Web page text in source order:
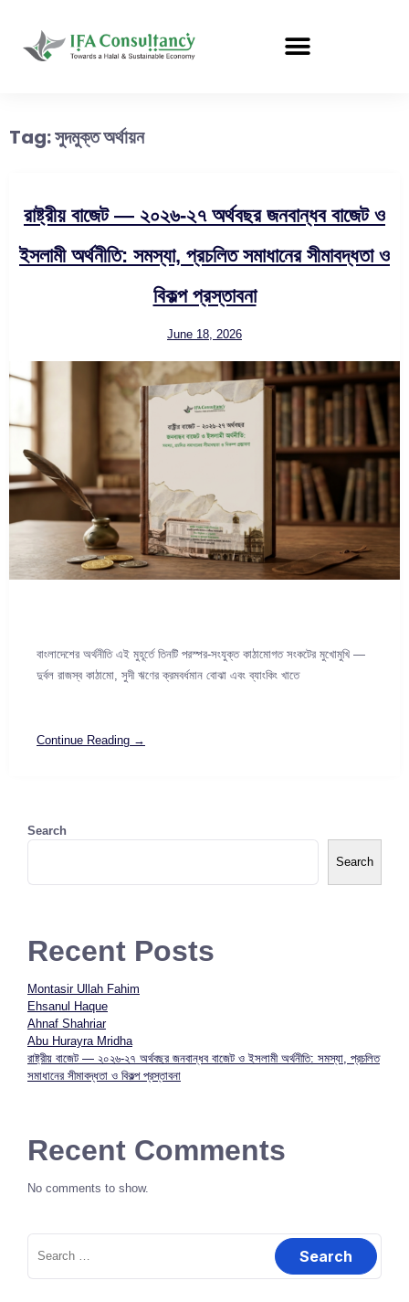
Tag:সুদমুক্ত অর্থায়ন
রাষ্ট্রীয় বাজেট — ২০২৬-২৭ অর্থবছর জনবান্ধব বাজেট ও
ইসলামী অর্থনীতি: সমস্যা, প্রচলিত সমাধানের সীমাবদ্ধতা ও
বিকল্প প্রস্তাবনা
June 18, 2026
বাংলাদেশের অর্থনীতি এই মুহূর্তে তিনটি পরস্পর-সংযুক্ত কাঠামোগত সংকটের মুখোমুখি —
দুর্বল রাজস্ব কাঠামো, সুদী ঋণের ক্রমবর্ধমান বোঝা এবং ব্যাংকিং খাতে
Continue Reading →
Search
Search
Recent Posts
Montasir Ullah Fahim
Ehsanul Haque
Ahnaf Shahriar
Abu Hurayra Mridha
রাষ্ট্রীয় বাজেট — ২০২৬-২৭ অর্থবছর জনবান্ধব বাজেট ও ইসলামী অর্থনীতি: সমস্যা, প্রচলিত
সমাধানের সীমাবদ্ধতা ও বিকল্প প্রস্তাবনা
Recent Comments
No comments to show.